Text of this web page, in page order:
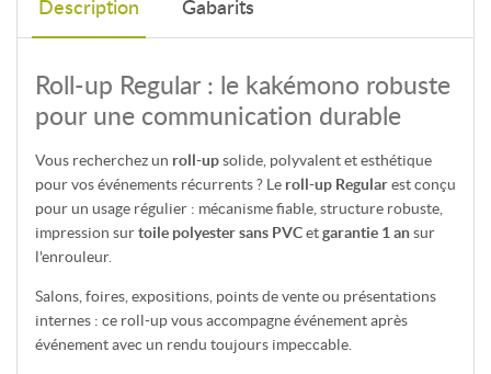
Description Gabarits
Roll-up Regular : le kakémono robuste
pour une communication durable
Vous recherchez un roll-upsolide, polyvalent et esthétique
pour vos événements récurrents ? Le roll-up Regularest conçu
pour un usage régulier : mécanisme fiable, structure robuste,
impression surtoile polyester sans PVCetgarantie 1 ansur
l'enrouleur.
Salons, foires, expositions, points de vente ou présentations
internes : ce roll-up vous accompagne événement après
événement avec un rendu toujours impeccable.